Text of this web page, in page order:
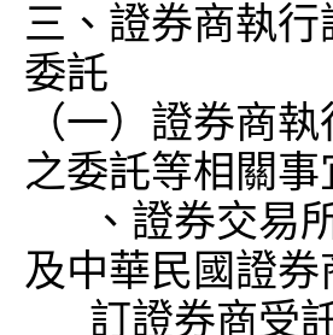
三、證券商執
委託
（一）證券商
之委託等相關
及中華民國證